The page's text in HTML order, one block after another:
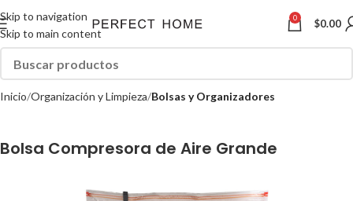
Skip to navigation
Skip to main content
0 $0.00
Inicio Organización y Limpieza Bolsas y Organizadores
Bolsa Compresora de Aire Grande